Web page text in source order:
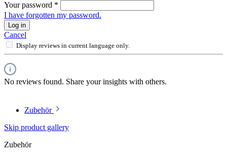
Your password *
I have forgotten my password.
Log in
Cancel
Display reviews in current language only.
No reviews found. Share your insights with others.
Zubehör
Skip product gallery
Zubehör